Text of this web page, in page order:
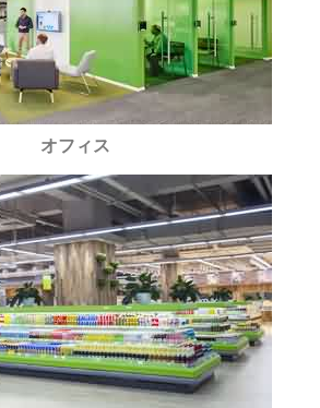
オフィス